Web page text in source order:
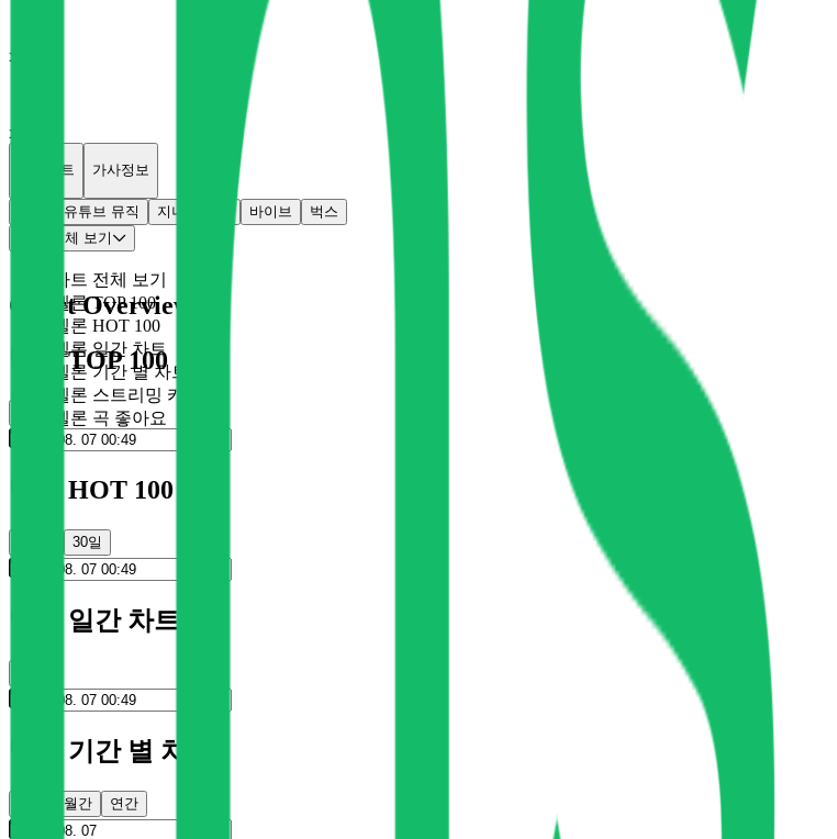
x
x
개별차트 가사정보
유튜브 뮤직 지니 바이브
벅스
차트 전체 보기
차트 전체 보기
멜론 TOP 100
멜론 HOT 100
멜론 일간 차트
멜론 기간 별 차트
멜론 스트리밍 카드
멜론 곡 좋아요
Chart Overview
멜론 TOP 100
멜론 HOT 100
30일
멜론 일간 차트
멜론 기간 별 차트
월간 연간